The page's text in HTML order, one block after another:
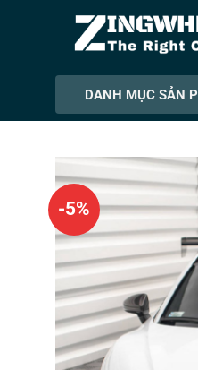
DANH MỤC SẢN
-5%